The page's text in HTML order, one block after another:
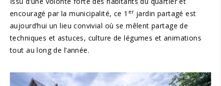
encouragé par la municipalité, ce 1 erjardin partagé est
aujourd’hui un lieu convivial où se mêlent partage de
techniques et astuces, culture de légumes et animations
tout au long de l’année.